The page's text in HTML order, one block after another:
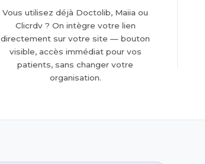
Vous utilisez déjà Doctolib, Maiia ou
Clicrdv ? On intègre votre lien
directement sur votre site — bouton
visible, accès immédiat pour vos
patients, sans changer votre
organisation.